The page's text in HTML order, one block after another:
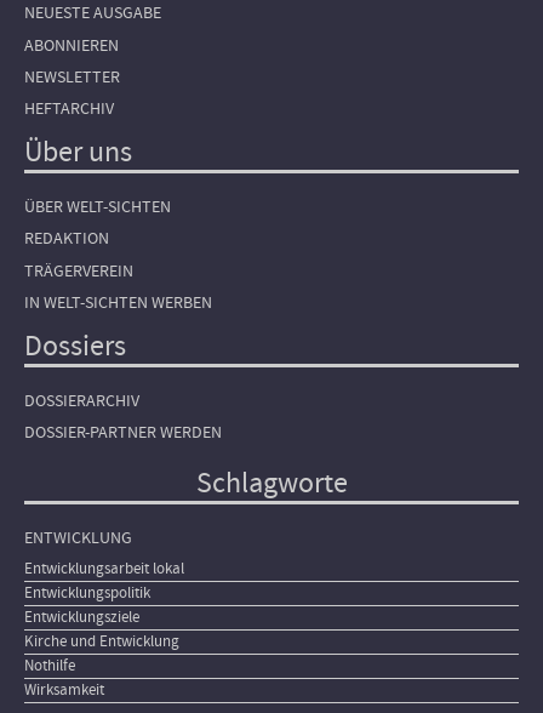
NEUESTE AUSGABE
ABONNIEREN
NEWSLETTER
HEFTARCHIV
Über uns
ÜBER WELT-SICHTEN
REDAKTION
TRÄGERVEREIN
IN WELT-SICHTEN WERBEN
Dossiers
DOSSIERARCHIV
DOSSIER-PARTNER WERDEN
Schlagworte
ENTWICKLUNG
Entwicklungsarbeit lokal
Entwicklungspolitik
Entwicklungsziele
Kirche und Entwicklung
Nothilfe
Wirksamkeit